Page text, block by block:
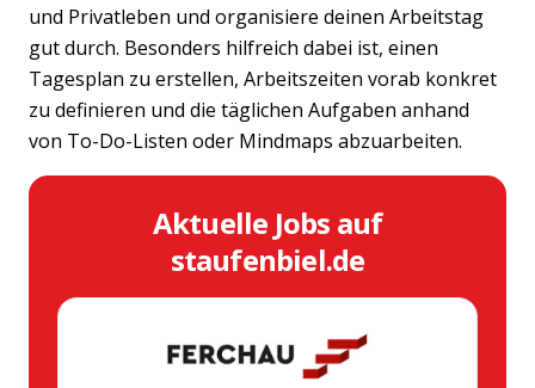
und Privatleben und organisiere deinen Arbeitstag
gut durch. Besonders hilfreich dabei ist, einen
Tagesplan zu erstellen, Arbeitszeiten vorab konkret
zu definieren und die täglichen Aufgaben anhand
von To-Do-Listen oder Mindmaps abzuarbeiten.
Aktuelle Jobs auf
staufenbiel.de